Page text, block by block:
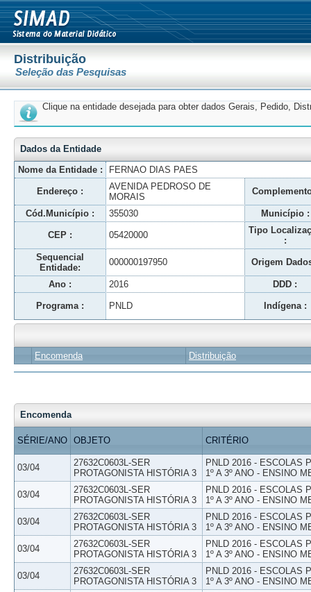
Distribuição
Seleção das Pesquisas
Clique na entidade desejada para obter dados Gerais, Pedido,
Dados da Entidade
Nome da Entidade :
FERNAO DIAS PAES
Endereço :
AVENIDA PEDROSO DE
MORAIS
Cód.Município : 355030 Município :
CEP : 05420000
Tipo
:
Sequencial
Entidade:
000000197950 Origem
Ano : 2016 DDD :
Programa : PNLD Indígena :
Encomenda Distribuição
Encomenda
SÉRIE/ANO OBJETO CRITÉRIO
03/04
27632C0603L-SER
PROTAGONISTA HISTÓRIA 3
PNLD 2016 - ESCOLAS
1º A 3º ANO - ENSINO
03/04
27632C0603L-SER
PROTAGONISTA HISTÓRIA 3
PNLD 2016 - ESCOLAS
1º A 3º ANO - ENSINO
03/04
27632C0603L-SER
PROTAGONISTA HISTÓRIA 3
PNLD 2016 - ESCOLAS
1º A 3º ANO - ENSINO
03/04
27632C0603L-SER
PROTAGONISTA HISTÓRIA 3
PNLD 2016 - ESCOLAS
1º A 3º ANO - ENSINO
03/04
27632C0603L-SER
PROTAGONISTA HISTÓRIA 3
PNLD 2016 - ESCOLAS
1º A 3º ANO - ENSINO